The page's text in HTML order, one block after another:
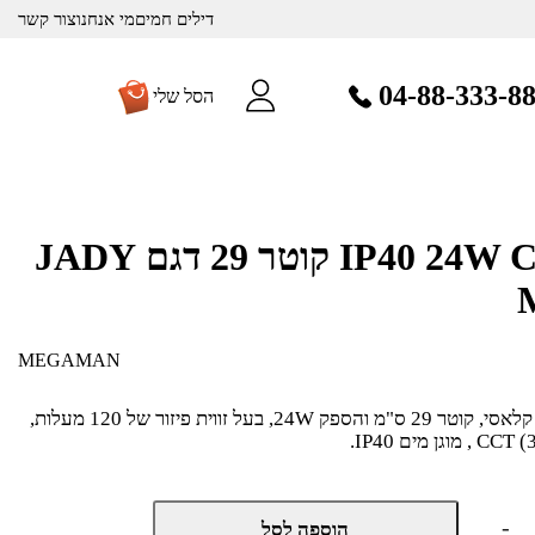
דילים חמיםמי אנחנוצור קשר
04-88-333-88 הסל שלי
צמוד תקרה IP40 24W CCT קוטר 29 דגם JADY
MEGAMAN
צמוד תקרה מעוצב בקו אלגנטי קלאסי, קוטר 29 ס"מ והספק 24W, בעל זווית פיזור של 120 מעלות,
-
כמות
הוספה לסל